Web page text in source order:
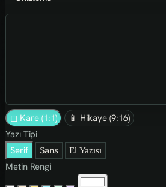
◻ Kare (1:1)
📱 Hikaye (9:16)
Yazı Tipi
Serif
Sans El Yazısı
Metin Rengi